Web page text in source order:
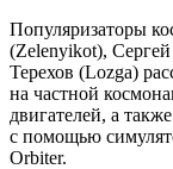
Популяризаторы
(Zelenyikot),
Терехов (Lozgа)
на частной
двигателей, а
с помощью
Orbiter.